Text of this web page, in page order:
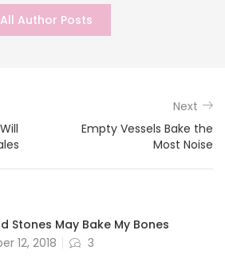
All Author Posts
Next
Empty Vessels Bake the
Most Noise
Stones May Bake My Bones
12, 2018
3